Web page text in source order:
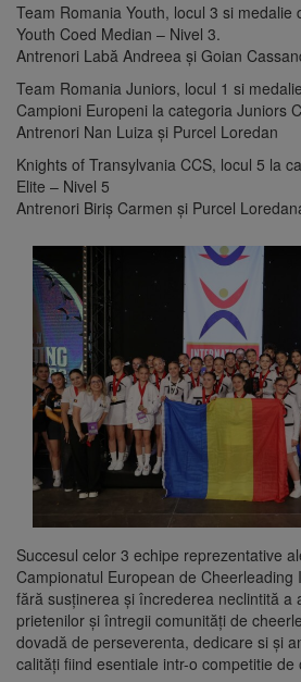
Team Romania Youth, locul 3 si medalie
Youth Coed Median – Nivel 3.
Antrenori Labă Andreea și Goian
Team Romania Juniors, locul 1 si
Campioni Europeni la categoria Juniors
Antrenori Nan Luiza și Purcel Loredan
Knights of Transylvania CCS, locul 5 la
Elite – Nivel 5
Antrenori Biriș Carmen și Purcel
Succesul celor 3 echipe reprezentative
Campionatul European de Cheerleading
fără susținerea și încrederea neclintită a
prietenilor și întregii comunități de
dovadă de perseverenta, dedicare si și
calități fiind esentiale intr-o competitie